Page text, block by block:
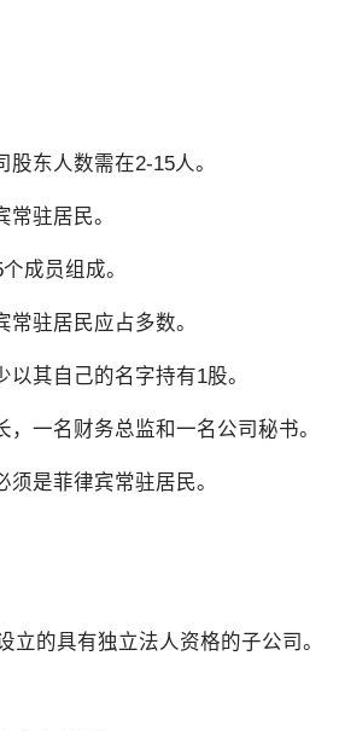
东人数需在2-15人。
驻居民。
成员组成。
驻居民应占多数。
其自己的名字持有1股。
一名财务总监和一名公司秘书。
是菲律宾常驻居民。
立的具有独立法人资格的子公司。